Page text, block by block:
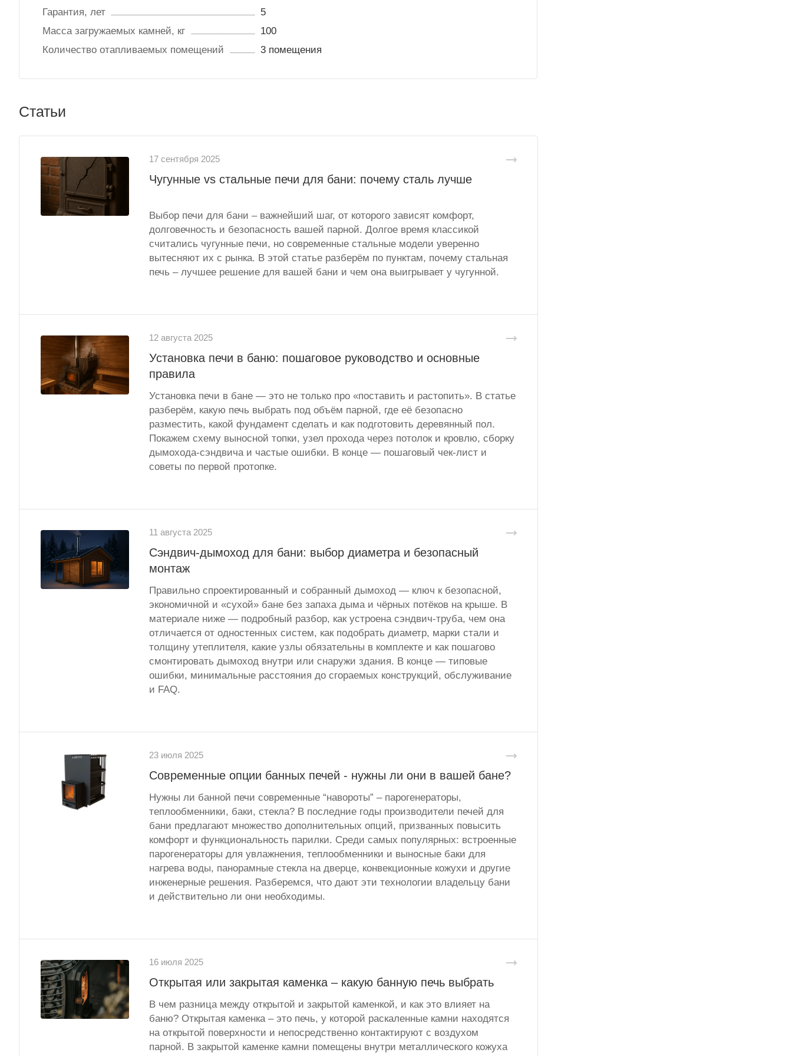
Гарантия, лет
5
Масса загружаемых камней, кг
100
Количество отапливаемых помещений
3 помещения
Статьи
17 сентября 2025
Чугунные vs стальные печи для бани: почему сталь лучше
Выбор печи для бани – важнейший шаг, от которого зависят комфорт,
долговечность и безопасность вашей парной. Долгое время классикой
считались чугунные печи, но современные стальные модели уверенно
вытесняют их с рынка. В этой статье разберём по пунктам, почему стальная
печь – лучшее решение для вашей бани и чем она выигрывает у чугунной.
12 августа 2025
Установка печи в баню: пошаговое руководство и основные
правила
Установка печи в бане — это не только про «поставить и растопить». В статье
разберём, какую печь выбрать под объём парной, где её безопасно
разместить, какой фундамент сделать и как подготовить деревянный пол.
Покажем схему выносной топки, узел прохода через потолок и кровлю, сборку
дымохода-сэндвича и частые ошибки. В конце — пошаговый чек-лист и
советы по первой протопке.
11 августа 2025
Сэндвич-дымоход для бани: выбор диаметра и безопасный
монтаж
Правильно спроектированный и собранный дымоход — ключ к безопасной,
экономичной и «сухой» бане без запаха дыма и чёрных потёков на крыше. В
материале ниже — подробный разбор, как устроена сэндвич-труба, чем она
отличается от одностенных систем, как подобрать диаметр, марки стали и
толщину утеплителя, какие узлы обязательны в комплекте и как пошагово
смонтировать дымоход внутри или снаружи здания. В конце — типовые
ошибки, минимальные расстояния до сгораемых конструкций, обслуживание
и FAQ.
23 июля 2025
Современные опции банных печей - нужны ли они в вашей бане?
Нужны ли банной печи современные “навороты” – парогенераторы,
теплообменники, баки, стекла? В последние годы производители печей для
бани предлагают множество дополнительных опций, призванных повысить
комфорт и функциональность парилки. Среди самых популярных: встроенные
парогенераторы для увлажнения, теплообменники и выносные баки для
нагрева воды, панорамные стекла на дверце, конвекционные кожухи и другие
инженерные решения. Разберемся, что дают эти технологии владельцу бани
и действительно ли они необходимы.
16 июля 2025
Открытая или закрытая каменка – какую банную печь выбрать
В чем разница между открытой и закрытой каменкой, и как это влияет на
баню? Открытая каменка – это печь, у которой раскаленные камни находятся
на открытой поверхности и непосредственно контактируют с воздухом
парной. В закрытой каменке камни помещены внутри металлического кожуха